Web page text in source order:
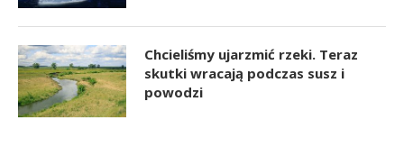
Chcieliśmy ujarzmić rzeki. Teraz
skutki wracają podczas susz i
powodzi